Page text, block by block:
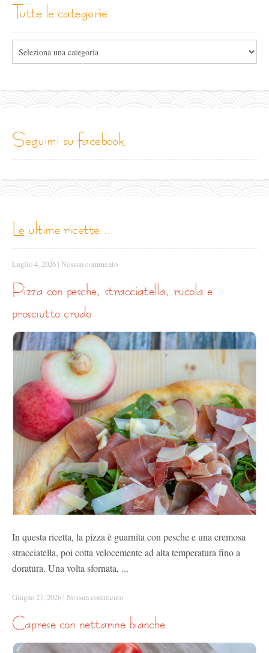
tutte le categorie
seguimi su facebook
le ultime ricette...
Luglio 4, 2026 | Nessun commento
pizza con pesche, stracciatella, rucola e
prosciutto crudo
In questa ricetta, la pizza è guarnita con pesche e una cremosa
stracciatella, poi cotta velocemente ad alta temperatura fino a
doratura. Una volta sfornata, ...
Giugno 27, 2026 | Nessun commento
caprese con nettarine bianche